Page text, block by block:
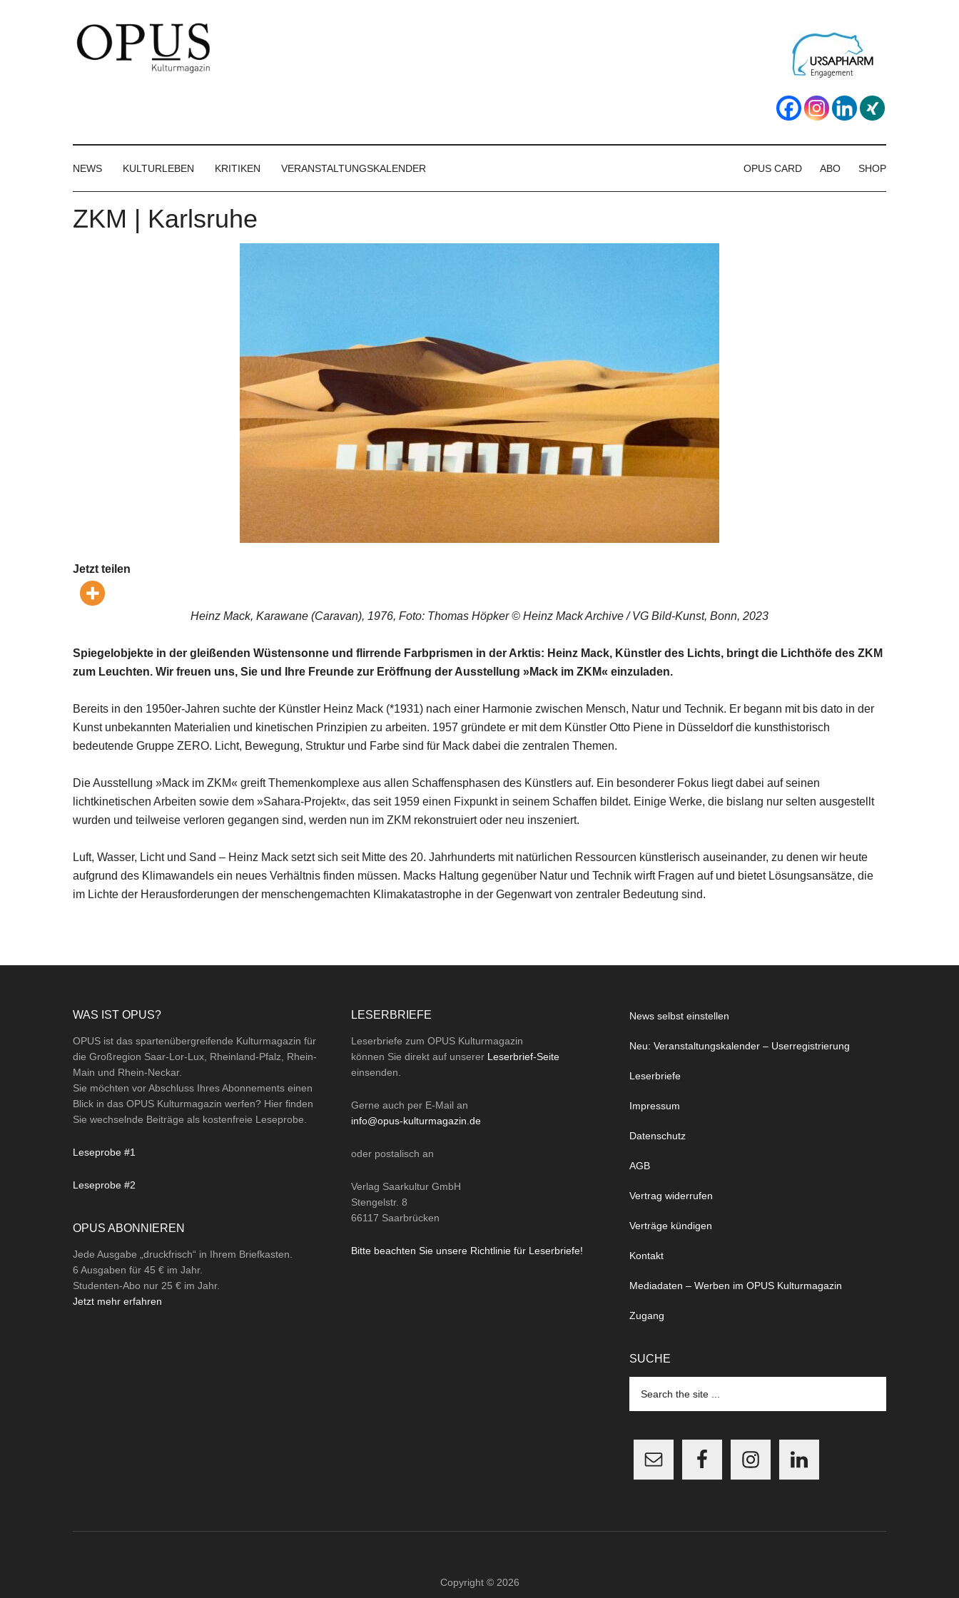
Großregion
NEWS KULTURLEBEN KRITIKEN VERANSTALTUNGSKALENDER SHOP
ABO
OPUS CARD
ZKM | Karlsruhe
Jetzt teilen
Heinz Mack, Karawane (Caravan), 1976, Foto: Thomas Höpker © Heinz Mack Archive / VG Bild-Kunst, Bonn, 2023
Spiegelobjekte in der gleißenden Wüstensonne und flirrende Farbprismen in der Arktis: Heinz Mack, Künstler des Lichts, bringt die Lichthöfe des ZKM
zum Leuchten. Wir freuen uns, Sie und Ihre Freunde zur Eröffnung der Ausstellung »Mack im ZKM« einzuladen.
Bereits in den 1950er-Jahren suchte der Künstler Heinz Mack (*1931) nach einer Harmonie zwischen Mensch, Natur und Technik. Er begann mit bis dato in der
Kunst unbekannten Materialien und kinetischen Prinzipien zu arbeiten. 1957 gründete er mit dem Künstler Otto Piene in Düsseldorf die kunsthistorisch
bedeutende Gruppe ZERO. Licht, Bewegung, Struktur und Farbe sind für Mack dabei die zentralen Themen.
Die Ausstellung »Mack im ZKM« greift Themenkomplexe aus allen Schaffensphasen des Künstlers auf. Ein besonderer Fokus liegt dabei auf seinen
lichtkinetischen Arbeiten sowie dem »Sahara-Projekt«, das seit 1959 einen Fixpunkt in seinem Schaffen bildet. Einige Werke, die bislang nur selten ausgestellt
wurden und teilweise verloren gegangen sind, werden nun im ZKM rekonstruiert oder neu inszeniert.
Luft, Wasser, Licht und Sand – Heinz Mack setzt sich seit Mitte des 20. Jahrhunderts mit natürlichen Ressourcen künstlerisch auseinander, zu denen wir heute
aufgrund des Klimawandels ein neues Verhältnis finden müssen. Macks Haltung gegenüber Natur und Technik wirft Fragen auf und bietet Lösungsansätze, die
im Lichte der Herausforderungen der menschengemachten Klimakatastrophe in der Gegenwart von zentraler Bedeutung sind.
WAS IST OPUS?
OPUS ist das spartenübergreifende Kulturmagazin für
die Großregion Saar-Lor-Lux, Rheinland-Pfalz, Rhein-
Main und Rhein-Neckar.
Sie möchten vor Abschluss Ihres Abonnements einen
Blick in das OPUS Kulturmagazin werfen? Hier finden
Sie wechselnde Beiträge als kostenfreie Leseprobe.
Leseprobe #1
Leseprobe #2
OPUS ABONNIEREN
Jede Ausgabe „druckfrisch“ in Ihrem Briefkasten.
6 Ausgaben für 45 € im Jahr.
Studenten-Abo nur 25 € im Jahr.
Jetzt mehr erfahren
LESERBRIEFE
Leserbriefe zum OPUS Kulturmagazin
können Sie direkt auf unserer Leserbrief-Seite
einsenden.
Gerne auch per E-Mail an
info@opus-kulturmagazin.de
oder postalisch an
Verlag Saarkultur GmbH
Stengelstr. 8
66117 Saarbrücken
Bitte beachten Sie unsere Richtlinie für Leserbriefe!
News selbst einstellen
Neu: Veranstaltungskalender – Userregistrierung
Leserbriefe
Impressum
Datenschutz
AGB
Vertrag widerrufen
Verträge kündigen
Kontakt
Mediadaten – Werben im OPUS Kulturmagazin
Zugang
SUCHE
the
Copyright © 2026